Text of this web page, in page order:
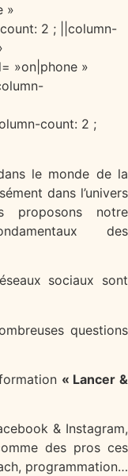
»
2 ; ||column-
»on|phone »
count: 2 ;
le monde de la
dans l’univers
proposons notre
des
sociaux sont
questions
« Lancer &
& Instagram,
des pros ces
programmation…